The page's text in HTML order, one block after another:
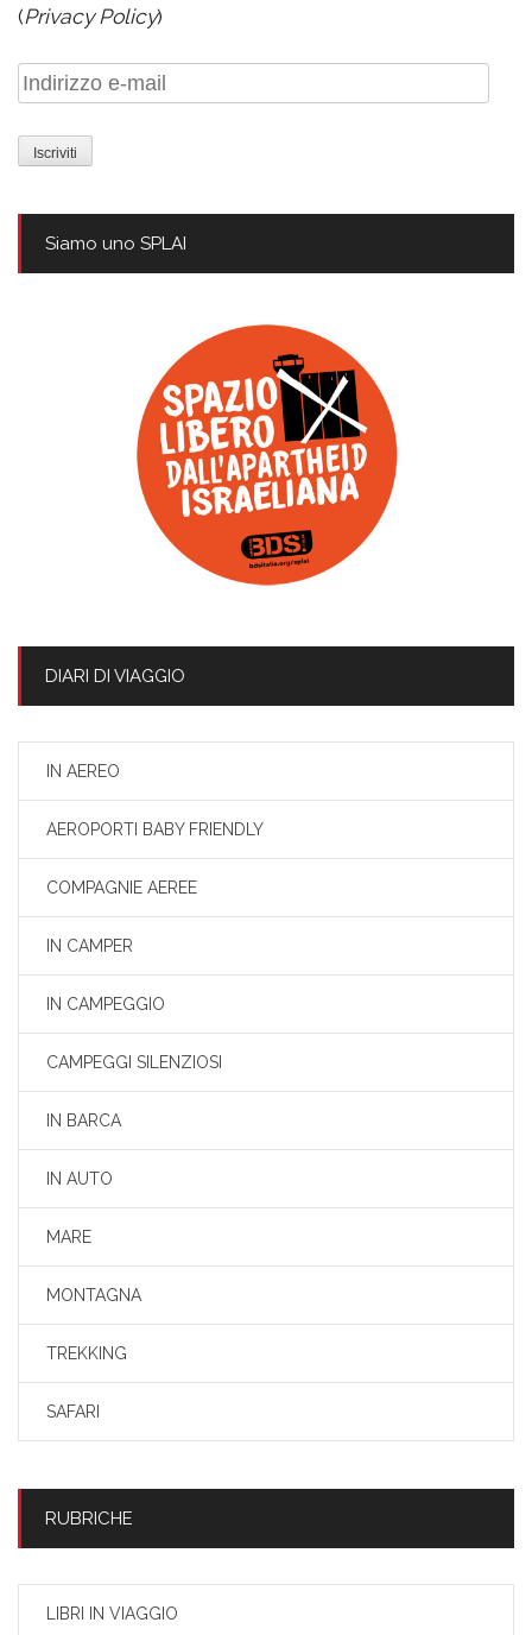
(Privacy Policy)
Indirizzo
e-
mail
Siamo uno SPLAI
DIARI DI VIAGGIO
IN AEREO
AEROPORTI BABY FRIENDLY
COMPAGNIE AEREE
IN CAMPER
IN CAMPEGGIO
CAMPEGGI SILENZIOSI
IN BARCA
IN AUTO
MARE
MONTAGNA
TREKKING
SAFARI
RUBRICHE
LIBRI IN VIAGGIO